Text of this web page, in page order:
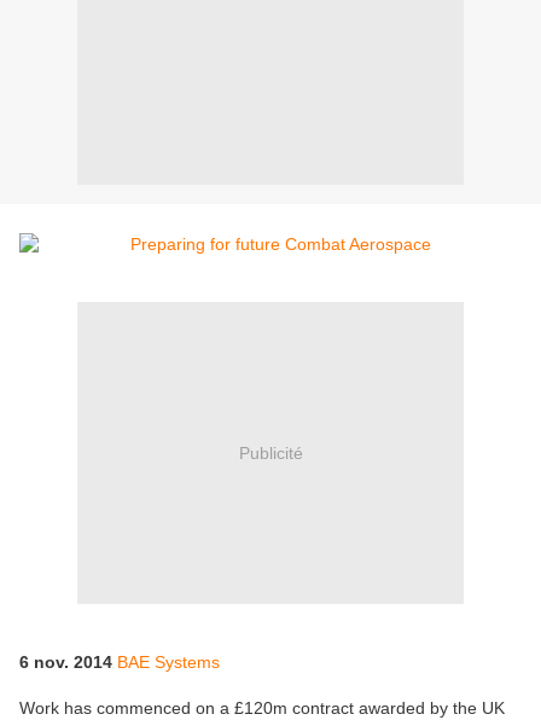
Publicité
6 nov. 2014 BAE Systems
Work has commenced on a £120m contract awarded by the UK